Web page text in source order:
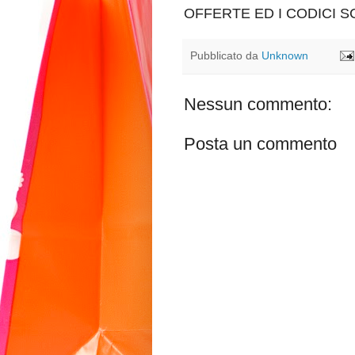
OFFERTE ED I CODICI
Pubblicato da Unknown
Nessun commento:
Posta un commento